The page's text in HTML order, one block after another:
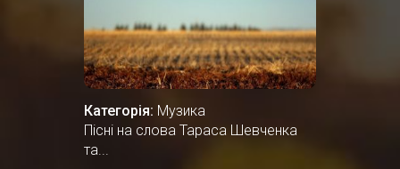
Категорія: Музика
Пісні на слова Тараса Шевченка
та...